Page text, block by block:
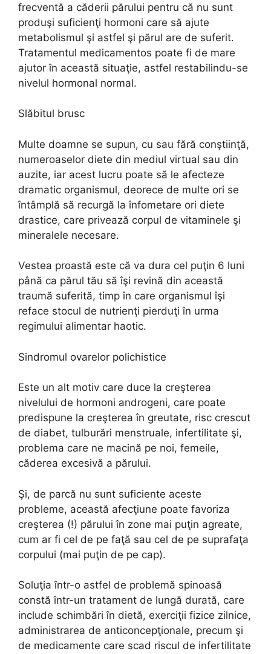
frecventă a căderii părului pentru că nu sunt
produşi suficienţi hormoni care să ajute
metabolismul şi astfel şi părul are de suferit.
Tratamentul medicamentos poate fi de mare
ajutor în această situaţie, astfel restabilindu-se
nivelul hormonal normal.
Slăbitul brusc
Multe doamne se supun, cu sau fără conştiinţă,
numeroaselor diete din mediul virtual sau din
auzite, iar acest lucru poate să le afecteze
dramatic organismul, deorece de multe ori se
întâmplă să recurgă la înfometare ori diete
drastice, care privează corpul de vitaminele şi
mineralele necesare.
Vestea proastă este că va dura cel puţin 6 luni
până ca părul tău să îşi revină din această
traumă suferită, timp în care organismul îşi
reface stocul de nutrienţi pierduţi în urma
regimului alimentar haotic.
Sindromul ovarelor polichistice
Este un alt motiv care duce la creşterea
nivelului de hormoni androgeni, care poate
predispune la creşterea în greutate, risc crescut
de diabet, tulburări menstruale, infertilitate şi,
problema care ne macină pe noi, femeile,
căderea excesivă a părului.
Şi, de parcă nu sunt suficiente aceste
probleme, această afecţiune poate favoriza
creşterea (!) părului în zone mai puţin agreate,
cum ar fi cel de pe faţă sau cel de pe suprafaţa
corpului (mai puţin de pe cap).
Soluţia într-o astfel de problemă spinoasă
constă într-un tratament de lungă durată, care
include schimbări în dietă, exerciţii fizice zilnice,
administrarea de anticoncepţionale, precum şi
de medicamente care scad riscul de infertilitate